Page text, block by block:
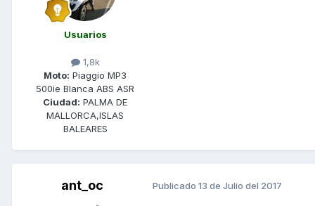
Usuarios
1,8k
Moto: Piaggio MP3
500ie Blanca ABS ASR
Ciudad: PALMA DE
MALLORCA,ISLAS
BALEARES
ant_oc Publicado 13 de Julio del 2017